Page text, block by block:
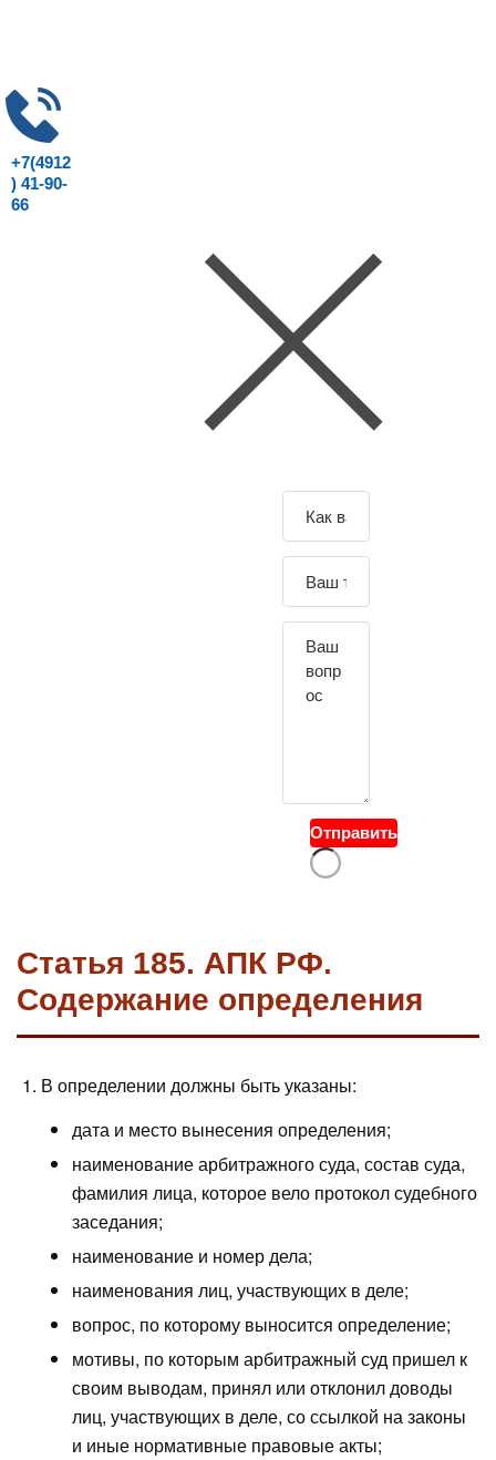
+7(4912
) 41-90-
66
Отправить
Статья 185. АПК РФ.
Содержание определения
1. В определении должны быть указаны:
дата и место вынесения определения;
наименование арбитражного суда, состав суда,
фамилия лица, которое вело протокол судебного
заседания;
наименование и номер дела;
наименования лиц, участвующих в деле;
вопрос, по которому выносится определение;
мотивы, по которым арбитражный суд пришел к
своим выводам, принял или отклонил доводы
лиц, участвующих в деле, со ссылкой на законы
и иные нормативные правовые акты;